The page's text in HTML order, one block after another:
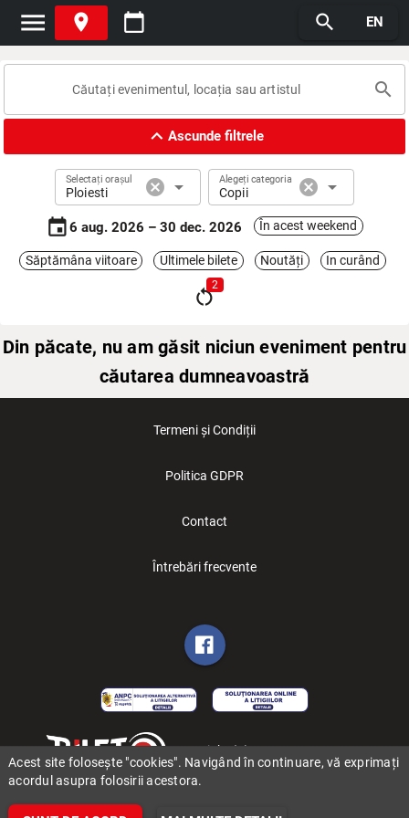
menu place calendar_today search EN
search
expand_lessAscunde filtrele
Selectați orașul
Ploiesti cancel arrow_drop_down Alegeți categoria
Copii cancel arrow_drop_down
event6 aug. 2026 – 30 dec. 2026 În acest weekend
Săptămâna viitoare Ultimele bilete Noutăți In curând
restart_alt
2
Din păcate, nu am găsit niciun eveniment pentru
căutarea dumneavoastră
Termeni și Condiții
Politica GDPR
Contact
Întrebări frecvente
Copyright (C) 2006-2026 BILET.ro
Acest site folosește "cookies". Navigând în continuare, vă exprimați
acordul asupra folosirii acestora.